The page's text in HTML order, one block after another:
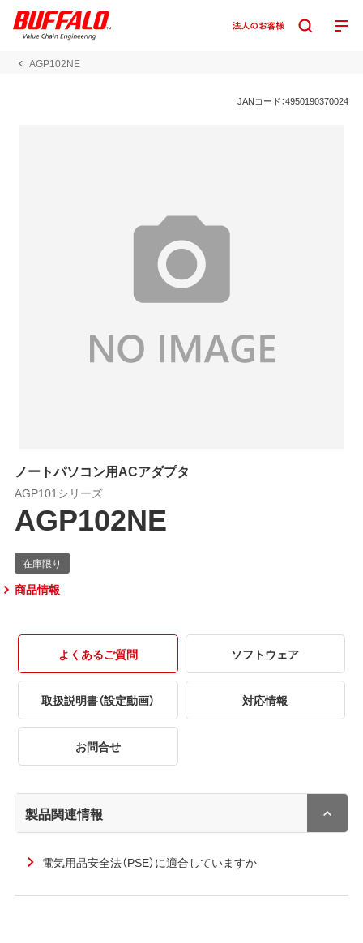
AGP102NE
JANコード：4950190370024
ノートパソコン用ACアダプタ
AGP101シリーズ
AGP102NE
商品情報
よくあるご質問 ソフトウェア
取扱説明書（設定動画） 対応情報
お問合せ
製品関連情報
電気用品安全法（PSE）に適合していますか